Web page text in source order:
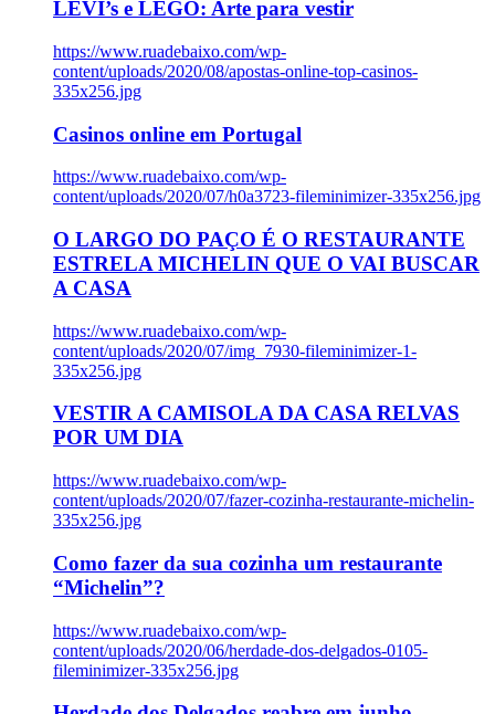
LEVI’s e LEGO: Arte para vestir
https://www.ruadebaixo.com/wp-
content/uploads/2020/08/apostas-online-top-casinos-
335x256.jpg
Casinos online em Portugal
https://www.ruadebaixo.com/wp-
content/uploads/2020/07/h0a3723-fileminimizer-335x256.jpg
O LARGO DO PAÇO É O RESTAURANTE
ESTRELA MICHELIN QUE O VAI BUSCAR
A CASA
https://www.ruadebaixo.com/wp-
content/uploads/2020/07/img_7930-fileminimizer-1-
335x256.jpg
VESTIR A CAMISOLA DA CASA RELVAS
POR UM DIA
https://www.ruadebaixo.com/wp-
content/uploads/2020/07/fazer-cozinha-restaurante-michelin-
335x256.jpg
Como fazer da sua cozinha um restaurante
“Michelin”?
https://www.ruadebaixo.com/wp-
content/uploads/2020/06/herdade-dos-delgados-0105-
fileminimizer-335x256.jpg